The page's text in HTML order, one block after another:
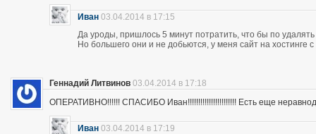
Иван 03.04.2014 в 17:15
Да уроды, пришлось 5 минут потратить, что бы по
Но большего они и не добьются, у меня сайт на хостинге
Геннадий Литвинов 03.04.2014 в 17:18
ОПЕРАТИВНО!!!!!! СПАСИБО Иван!!!!!!!!!!!!!!!!!!!!!!! Есть еще
Иван 03.04.2014 в 17:19